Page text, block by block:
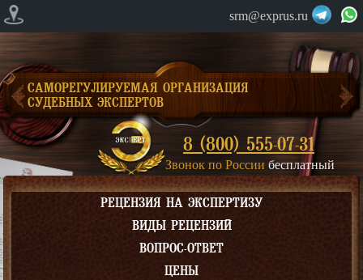
srm@exprus.ru
САМОРЕГУЛИРУЕМАЯ ОРГАНИЗАЦИЯ
СУДЕБНЫХ ЭКСПЕРТОВ
8 (800) 555-07-31
Звонок по России бесплатный
РЕЦЕНЗИЯ НА ЭКСПЕРТИЗУ
ВИДЫ РЕЦЕНЗИЙ
ВОПРОС-ОТВЕТ
ЦЕНЫ